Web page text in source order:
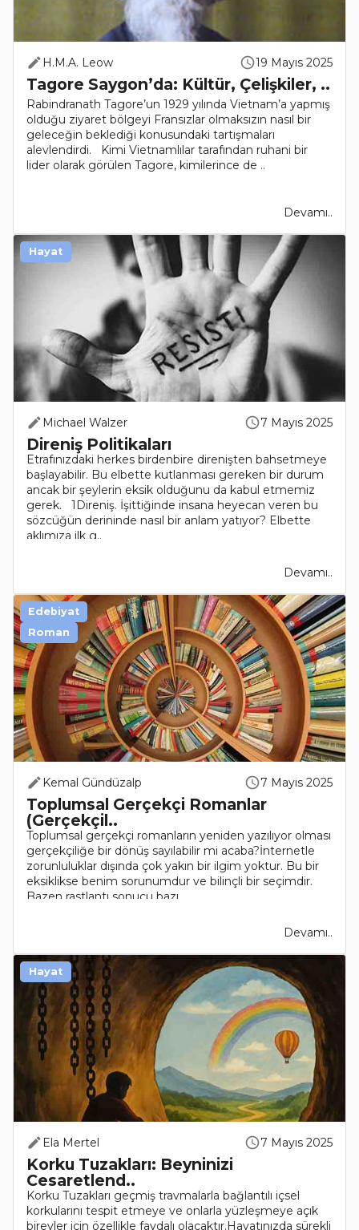
H.M.A. Leow 19 Mayıs 2025
Tagore Saygon’da: Kültür, Çelişkiler, ..
Rabindranath Tagore’un 1929 yılında Vietnam’a yapmış
olduğu ziyaret bölgeyi Fransızlar olmaksızın nasıl bir
geleceğin beklediği konusundaki tartışmaları
alevlendirdi. Kimi Vietnamlılar tarafından ruhani bir
lider olarak görülen Tagore, kimilerince de ..
Devamı..
Michael Walzer 7 Mayıs 2025
Direniş Politikaları
Etrafınızdaki herkes birdenbire direnişten bahsetmeye
başlayabilir. Bu elbette kutlanması gereken bir durum
ancak bir şeylerin eksik olduğunu da kabul etmemiz
gerek. 1Direniş. İşittiğinde insana heyecan veren bu
sözcüğün derininde nasıl bir anlam yatıyor? Elbette
aklımıza ilk g..
Devamı..
Hayat
Kemal Gündüzalp 7 Mayıs 2025
Toplumsal Gerçekçi Romanlar
(Gerçekçil..
Toplumsal gerçekçi romanların yeniden yazılıyor olması
gerçekçiliğe bir dönüş sayılabilir mi acaba?İnternetle
zorunluluklar dışında çok yakın bir ilgim yoktur. Bu bir
eksiklikse benim sorunumdur ve bilinçli bir seçimdir.
Bazen rastlantı sonucu bazı..
Devamı..
Edebiyat
Roman
Ela Mertel 7 Mayıs 2025
Korku Tuzakları: Beyninizi
Cesaretlend..
Korku Tuzakları geçmiş travmalarla bağlantılı içsel
korkularını tespit etmeye ve onlarla yüzleşmeye açık
bireyler için özellikle faydalı olacaktır.Hayatınızda sürekli
Hayat